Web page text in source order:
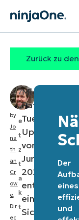
Zurück zu
by
Jo
na
th
an
Cr
ow
e,
Dir
ec
Z
ul
e
t
z
t
a
k
t
Microsofts
Patch
Tuesday-
Updates
vom
Juni
2023
enthielten
eine
Der
eines
und